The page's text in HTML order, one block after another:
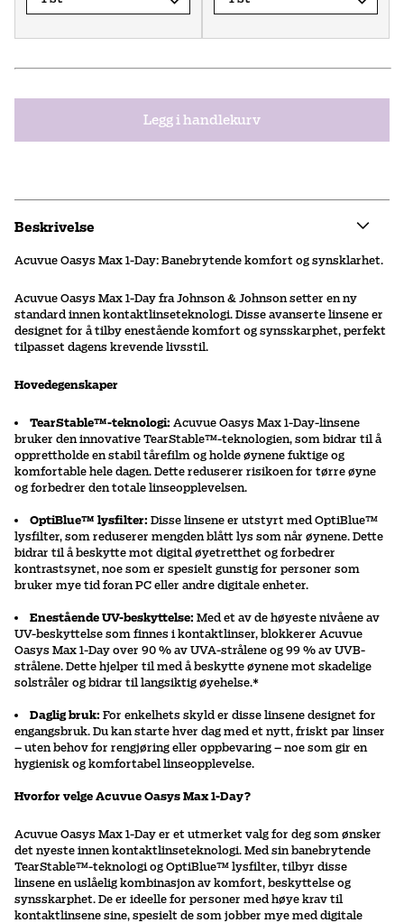
Legg i handlekurv
Beskrivelse
Acuvue Oasys Max 1-Day: Banebrytende komfort og synsklarhet.
Acuvue Oasys Max 1-Day fra Johnson & Johnson setter en ny
standard innen kontaktlinseteknologi. Disse avanserte linsene er
designet for å tilby enestående komfort og synsskarphet, perfekt
tilpasset dagens krevende livsstil.
Hovedegenskaper
TearStable™-teknologi: Acuvue Oasys Max 1-Day-linsene
bruker den innovative TearStable™-teknologien, som bidrar til å
opprettholde en stabil tårefilm og holde øynene fuktige og
komfortable hele dagen. Dette reduserer risikoen for tørre øyne
og forbedrer den totale linseopplevelsen.
OptiBlue™ lysfilter: Disse linsene er utstyrt med OptiBlue™
lysfilter, som reduserer mengden blått lys som når øynene. Dette
bidrar til å beskytte mot digital øyetretthet og forbedrer
kontrastsynet, noe som er spesielt gunstig for personer som
bruker mye tid foran PC eller andre digitale enheter.
Enestående UV-beskyttelse: Med et av de høyeste nivåene av
UV-beskyttelse som finnes i kontaktlinser, blokkerer Acuvue
Oasys Max 1-Day over 90 % av UVA-strålene og 99 % av UVB-
strålene. Dette hjelper til med å beskytte øynene mot skadelige
solstråler og bidrar til langsiktig øyehelse.*
Daglig bruk: For enkelhets skyld er disse linsene designet for
engangsbruk. Du kan starte hver dag med et nytt, friskt par linser
– uten behov for rengjøring eller oppbevaring – noe som gir en
hygienisk og komfortabel linseopplevelse.
Hvorfor velge Acuvue Oasys Max 1-Day?
Acuvue Oasys Max 1-Day er et utmerket valg for deg som ønsker
det nyeste innen kontaktlinseteknologi. Med sin banebrytende
TearStable™-teknologi og OptiBlue™ lysfilter, tilbyr disse
linsene en uslåelig kombinasjon av komfort, beskyttelse og
synsskarphet. De er ideelle for personer med høye krav til
kontaktlinsene sine, spesielt de som jobber mye med digitale